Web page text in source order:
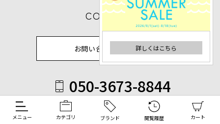
詳しくはこちら
メニュー カテゴリ ブランド 閲覧履歴 カート
CONTACT
お問い合わせフォーム
050-3673-8844
受付時間 9:30-17:30（休業日除く） 詳しくはこちら